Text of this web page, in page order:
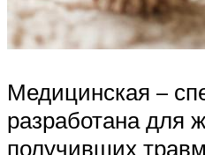
Медицинская –
разработана для
получивших